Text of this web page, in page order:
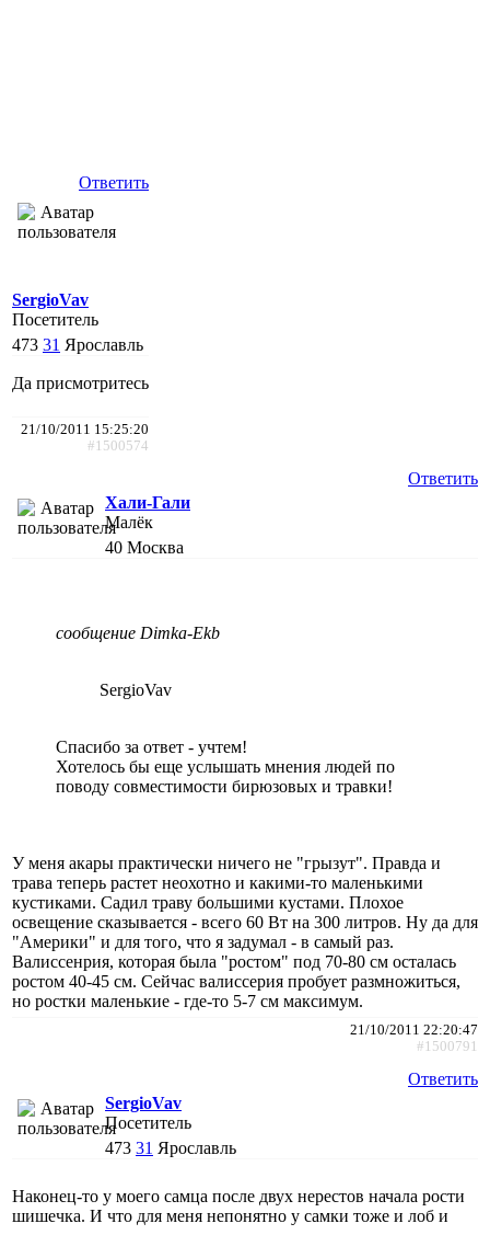
Ответить
SergioVav
Посетитель
473 31 Ярославль
Да присмотритесь
21/10/2011 15:25:20
#1500574
Ответить
Хали-Гали
Малёк
40 Москва
сообщение Dimka-Ekb
SergioVav
Спасибо за ответ - учтем!
Хотелось бы еще услышать мнения людей по
поводу совместимости бирюзовых и травки!
У меня акары практически ничего не "грызут". Правда и
трава теперь растет неохотно и какими-то маленькими
кустиками. Садил траву большими кустами. Плохое
освещение сказывается - всего 60 Вт на 300 литров. Ну да для
"Америки" и для того, что я задумал - в самый раз.
Валиссенрия, которая была "ростом" под 70-80 см осталась
ростом 40-45 см. Сейчас валиссерия пробует размножиться,
но ростки маленькие - где-то 5-7 см максимум.
21/10/2011 22:20:47
#1500791
Ответить
SergioVav
Посетитель
473 31 Ярославль
Наконец-то у моего самца после двух нерестов начала рости
шишечка. И что для меня непонятно у самки тоже и лоб и